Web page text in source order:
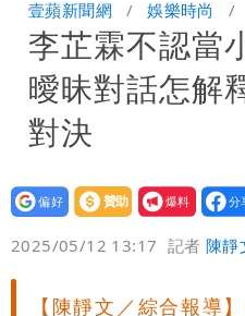
復
父親節泡湯了！
85％ 這3天恐
道瓊再創新高！
發7兆
3資深房仲涉犯
見 士院裁定全
壹蘋新聞網 娛樂時尚
李芷霖不認當
曖昧對話怎
對決
設為
贊助
我要
爆料
2025/05/12 13:17 記者陳靜
【陳靜文／綜合報導